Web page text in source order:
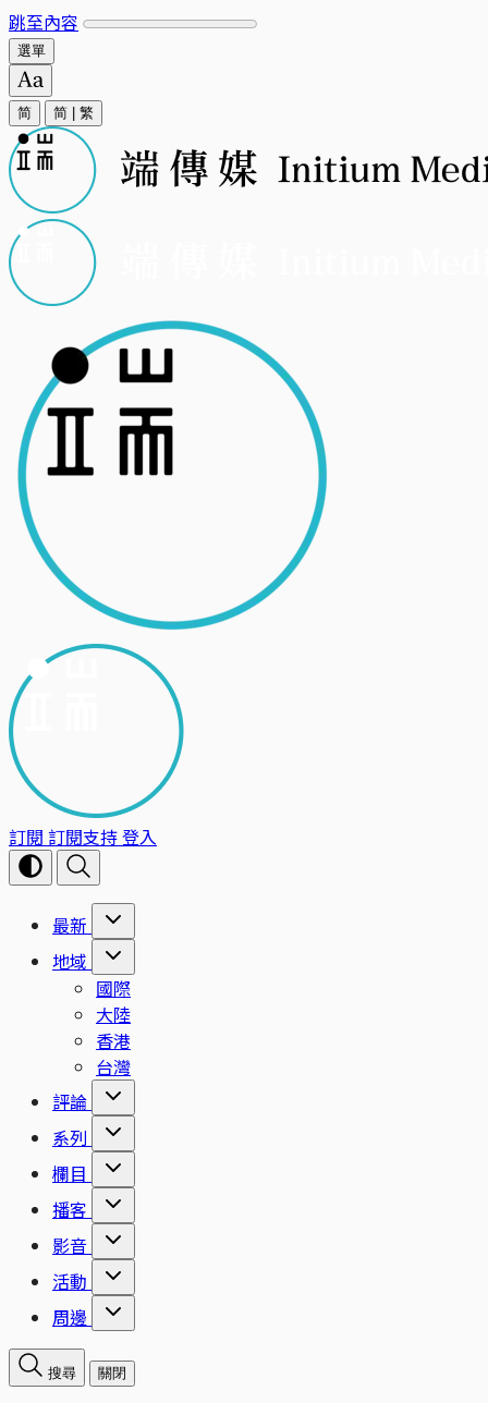
跳至內容
選單
简 简 繁
訂閱 訂閱支持登入
最新
地域
國際
大陸
香港
台灣
評論
系列
欄目
播客
影音
活動
周邊
搜尋 關閉